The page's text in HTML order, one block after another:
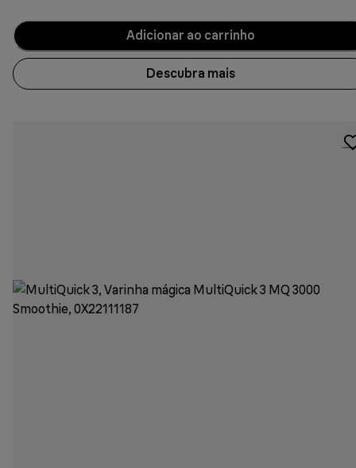
Adicionar ao carrinho
Descubra mais